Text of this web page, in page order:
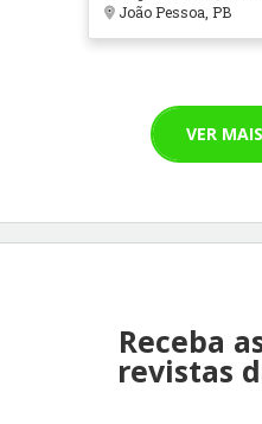
João Pessoa, PB
VER
Receba
revistas